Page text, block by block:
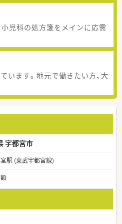
小児科の処方箋をメインに応需
います。地元で働きたい方、大
宇都宮市
駅 (東武宇都宮線)